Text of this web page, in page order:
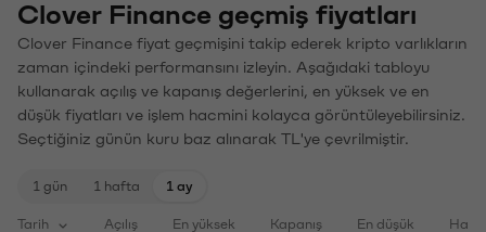
Clover Finance geçmiş fiyatları
Clover Finance fiyat geçmişini takip ederek kripto varlıkların
zaman içindeki performansını izleyin. Aşağıdaki tabloyu
kullanarak açılış ve kapanış değerlerini, en yüksek ve en
düşük fiyatları ve işlem hacmini kolayca görüntüleyebilirsiniz.
Seçtiğiniz günün kuru baz alınarak TL'ye çevrilmiştir.
1 gün 1 hafta 1 ay
Tarih Açılış En yüksek Kapanış En düşük